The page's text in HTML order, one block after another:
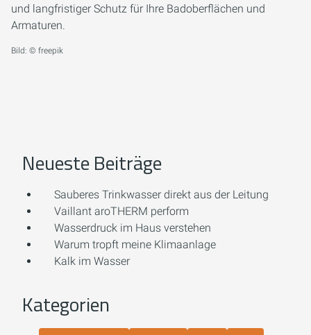
und langfristiger Schutz für Ihre Badoberflächen und
Armaturen.
Bild: © freepik
Neueste Beiträge
Sauberes Trinkwasser direkt aus der Leitung
Vaillant aroTHERM perform
Wasserdruck im Haus verstehen
Warum tropft meine Klimaanlage
Kalk im Wasser
Kategorien